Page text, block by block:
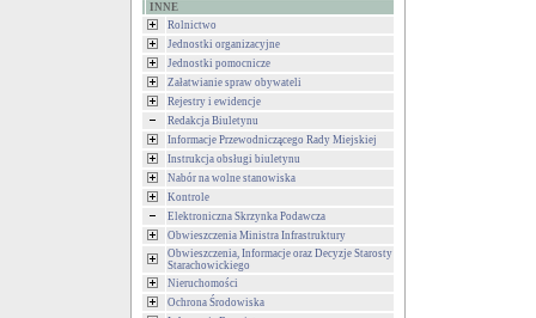
INNE
Rolnictwo
Jednostki organizacyjne
Jednostki pomocnicze
Załatwianie spraw obywateli
Rejestry i ewidencje
Redakcja Biuletynu
Informacje Przewodniczącego Rady Miejskiej
Instrukcja obsługi biuletynu
Nabór na wolne stanowiska
Kontrole
Elektroniczna Skrzynka Podawcza
Obwieszczenia Ministra Infrastruktury
Obwieszczenia, Informacje oraz Decyzje Starosty
Starachowickiego
Nieruchomości
Ochrona Środowiska